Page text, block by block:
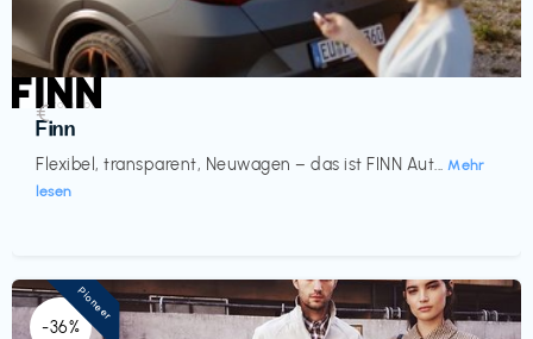
Automobil
Finn
Flexibel, transparent, Neuwagen – das ist FINN Aut... Mehr
lesen
€‎
-36%
Pioneer